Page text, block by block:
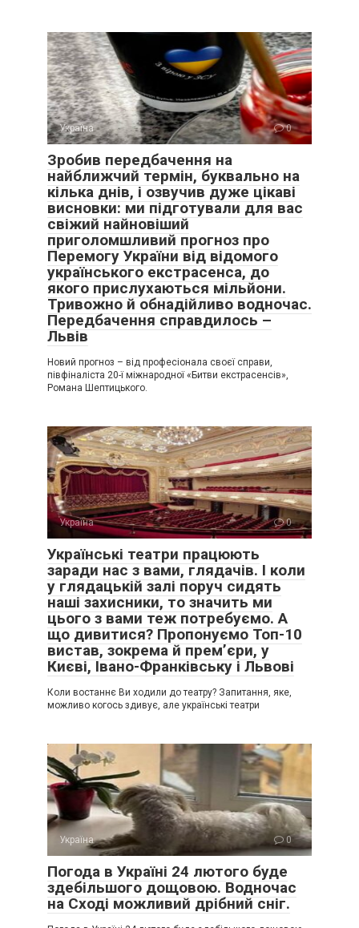
Україна 0
Зробив передбачення на
найближчий термін, буквально на
кілька днів, і озвучив дуже цікаві
висновки: ми підготували для вас
свіжий найновіший
приголомшливий прогноз про
Перемогу України від відомого
українського екстрасенса, до
якого прислухаються мільйони.
Тривожно й обнадійливо водночас.
Передбачення справдилось –
Львів
Новий прогноз – від професіонала своєї справи,
півфіналіста 20-ї міжнародної «Битви екстрасенсів»,
Романа Шептицького.
Україна 0
Українські театри працюють
заради нас з вами, глядачів. І коли
у глядацькій залі поруч сидять
наші захисники, то значить ми
цього з вами теж потребуємо. А
що дивитися? Пропонуємо Топ-10
вистав, зокрема й прем’єри, у
Києві, Івано-Франківську і Львові
Коли востаннє Ви ходили до театру? Запитання, яке,
можливо когось здивує, але українські театри
Україна 0
Погода в Україні 24 лютого буде
здебільшого дощовою. Водночас
на Сході можливий дрібний сніг.